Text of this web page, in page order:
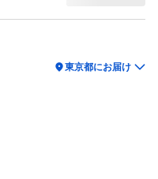
location_on東京都にお届け